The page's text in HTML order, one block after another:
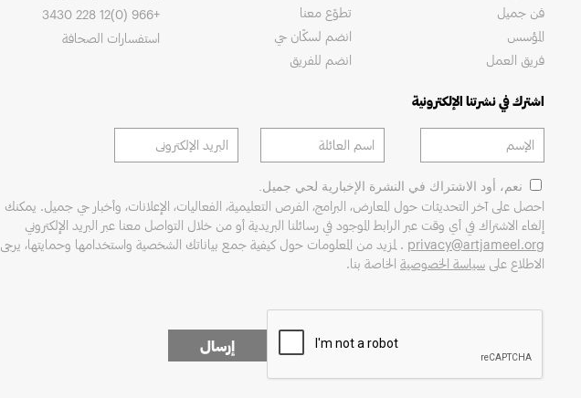
فن جميل
المؤسس
فريق العمل
تطوّع معنا
انضم لسكّان حي
انضم للفريق
+966 (0)12 228 3430
استفسارات الصحافة
اشترك في نشرتنا الإلكترونية
نعم، أود الاشتراك في النشرة الإخبارية لحي جميل.
احصل على آخر التحديثات حول المعارض، البرامج، الفرص التعليمية، الفعاليات، الإعلانات، وأخبار حي جميل. يمكنك
إلغاء الاشتراك في أي وقت عبر الرابط الموجود في رسائلنا البريدية أو من خلال التواصل معنا عبر البريد الإلكتروني
privacy@artjameel.org . لمزيد من المعلومات حول كيفية جمع بياناتك الشخصية واستخدامها وحمايتها، يرجى
الاطلاع على سياسة الخصوصية الخاصة بنا.
إرسال